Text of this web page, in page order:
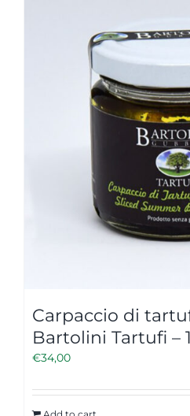
Carpaccio di
Bartolini Tartufi –
€34,00